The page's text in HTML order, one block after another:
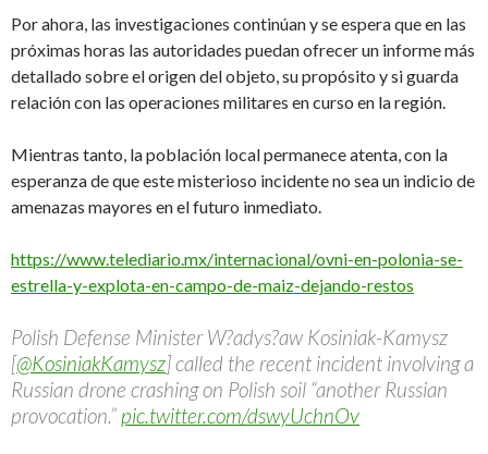
Por ahora, las investigaciones continúan y se espera que en las
próximas horas las autoridades puedan ofrecer un informe más
detallado sobre el origen del objeto, su propósito y si guarda
relación con las operaciones militares en curso en la región.
Mientras tanto, la población local permanece atenta, con la
esperanza de que este misterioso incidente no sea un indicio de
amenazas mayores en el futuro inmediato.
https://www.telediario.mx/internacional/ovni-en-polonia-se-
estrella-y-explota-en-campo-de-maiz-dejando-restos
Polish Defense Minister W?adys?aw Kosiniak-Kamysz
[@KosiniakKamysz] called the recent incident involving a
Russian drone crashing on Polish soil “another Russian
provocation.” pic.twitter.com/dswyUchnOv